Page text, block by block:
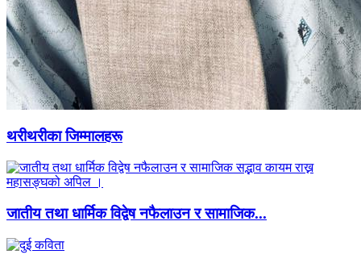
थरीथरीका जिम्मालहरू
जातीय तथा धार्मिक विद्वेष नफैलाउन र सामाजिक...